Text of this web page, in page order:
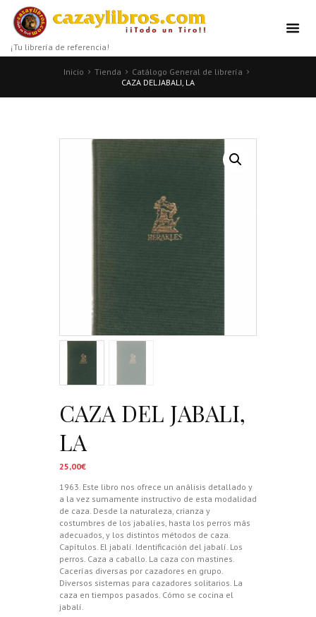
¡Tu librería de referencia!
Inicio Tienda
Catálogo General de librería
CAZA DEL JABALI, LA
CAZA DEL JABALI,
LA
25,00€
1963. Este libro nos ofrece un análisis detallado y
a la vez sumamente instructivo de esta modalidad
de caza. Desde la naturaleza, crianza y
costumbres de los jabalíes, hasta los perros más
adecuados, y los distintos métodos de caza.
Capítulos. El jabalí. Identificación del jabalí. Los
perros. Caza a caballo. La caza con mastines.
Cacerías diversas por cazadores en grupo.
Diversos sistemas para cazadores solitarios. La
caza en tiempos pasados. Cómo se cocina el
jabalí.